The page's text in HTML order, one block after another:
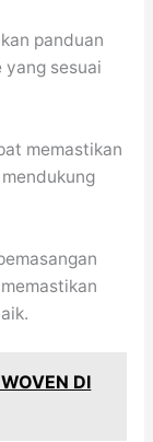
panduan
sesuai
memastikan
DI